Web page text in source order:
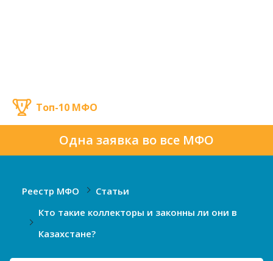
Одна заявка во все МФО
Топ-10 МФО
Реестр МФО
Статьи
Кто такие коллекторы и законны ли они в
Казахстане?